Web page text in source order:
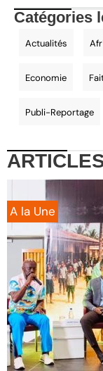
Catégories
Actualités
Economie
Publi-Reportage
A la Une